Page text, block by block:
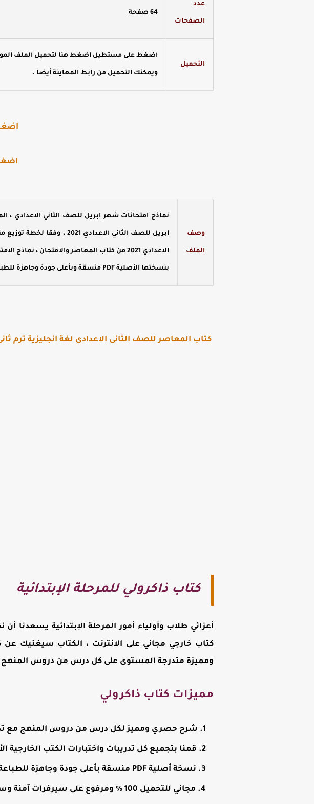
عدد
الصفحات
64 صفحة
التحميل
اضغط على مستطيل اضغط هنا لتحميل الملف
ويمكنك التحميل من رابط المعاينة أيضا .
وصف
الملف الاعدادي 2021 من كتاب المعاصر والامتحان ،
بنسختها الأصلية PDF منسقة وبأعلى جودة وجاهزة للطباعة وكذلك المذاكرة على الكمبيوتر والموبايل .
كتاب المعاصر للصف الثانى الاعدادى لغة انجليزية ترم ثانى
كتاب ذاكرولي للمرحلة الإبتدائية
أعزائي طلاب وأولياء أمور المرحلة الإبتدائية يسعدنا
كتاب خارجي مجاني على الانترنت ، الكتاب سيغنيك عن
ومميزة متدرجة المستوى على كل درس من دروس المنهج
مميزات كتاب ذاكرولي
شرح حصري ومميز لكل درس من دروس المنهج مع
قمنا بتجميع كل تدريبات واختبارات الكتب
نسخة أصلية PDF منسقة بأعلى جودة وجاهزة للطباعة وكذلك المذاكرة على الموبايل أو الكمبيوتر.
مجاني للتحميل 100 % ومرفوع على سيرفرات آمنة وسريعة التحميل (تحميل مباشر).